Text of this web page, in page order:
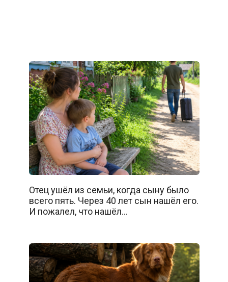
Отец ушёл из семьи, когда сыну было
всего пять. Через 40 лет сын нашёл его.
И пожалел, что нашёл…